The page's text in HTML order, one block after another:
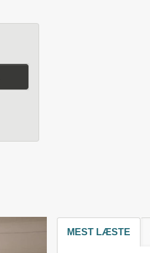
MEST LÆSTE